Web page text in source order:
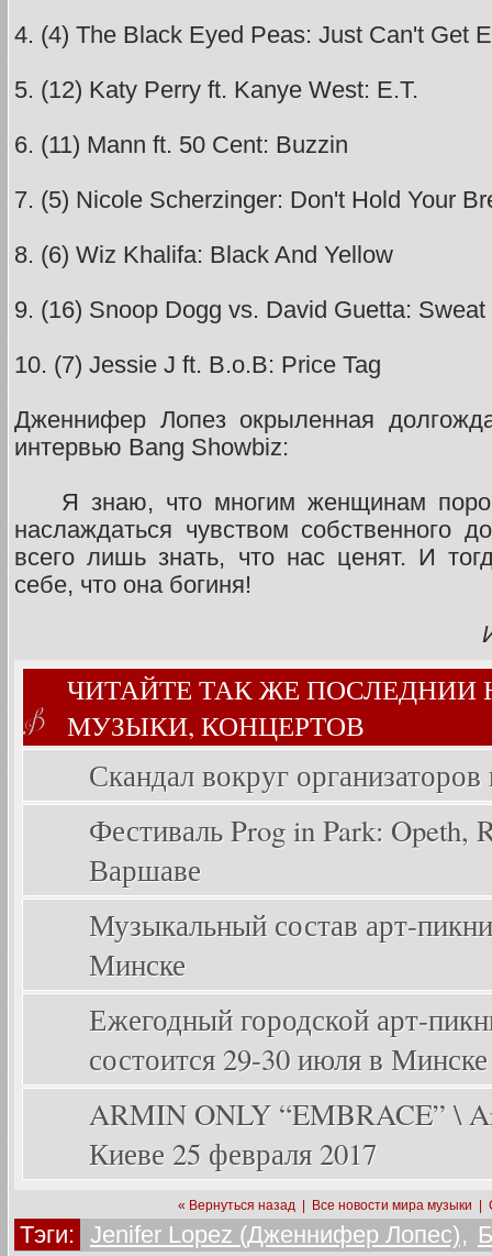
4. (4) The Black Eyed Peas: Just Can't Get
5. (12) Katy Perry ft. Kanye West: E.T.
6. (11) Mann ft. 50 Cent: Buzzin
7. (5) Nicole Scherzinger: Don't Hold Your
8. (6) Wiz Khalifa: Black And Yellow
9. (16) Snoop Dogg vs. David Guetta: Sweat
10. (7) Jessie J ft. B.o.B: Price Tag
Дженнифер Лопез окрыленная
интервью Bang Showbiz:
Я знаю, что многим женщинам порой
наслаждаться чувством собственного
всего лишь знать, что нас ценят. И
себе, что она богиня!
ЧИТАЙТЕ ТАК ЖЕ ПОСЛЕДНИИ
МУЗЫКИ, КОНЦЕРТОВ
Скандал вокруг
Фестиваль Prog in Park: Opeth,
Варшаве
Музыкальный состав арт-
Минске
Ежегодный городской арт-
состоится 29-30 июля в Минске
ARMIN ONLY “EMBRACE” \
Киеве 25 февраля 2017
« Вернуться назад Все новости мира музыки
Тэги: Jenifer Lopez (Дженнифер Лопес),